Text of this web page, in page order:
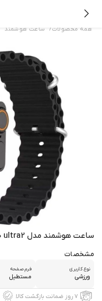
همه محصولات/ ساعت هوشمند
ساعت هوشمند مدل T900 ultra2
مشخصات
نوع کاربری
ورزشی
فرم صفحه
مستطیل
۷ روز ضمانت بازگشت کالا